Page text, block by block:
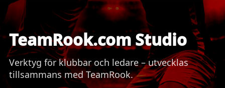
TeamRook.com Studio
Verktyg för klubbar och ledare – utvecklas
tillsammans med TeamRook.